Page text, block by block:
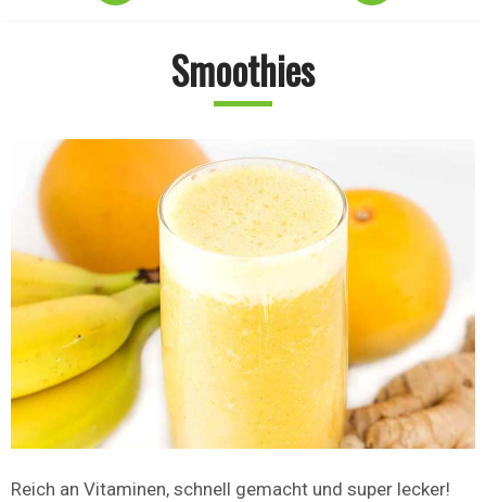
Smoothies
Reich an Vitaminen, schnell gemacht und super lecker!